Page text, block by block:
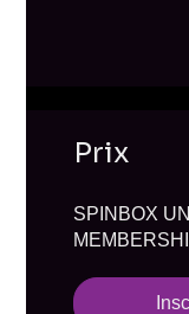
Prix
SPINBOX